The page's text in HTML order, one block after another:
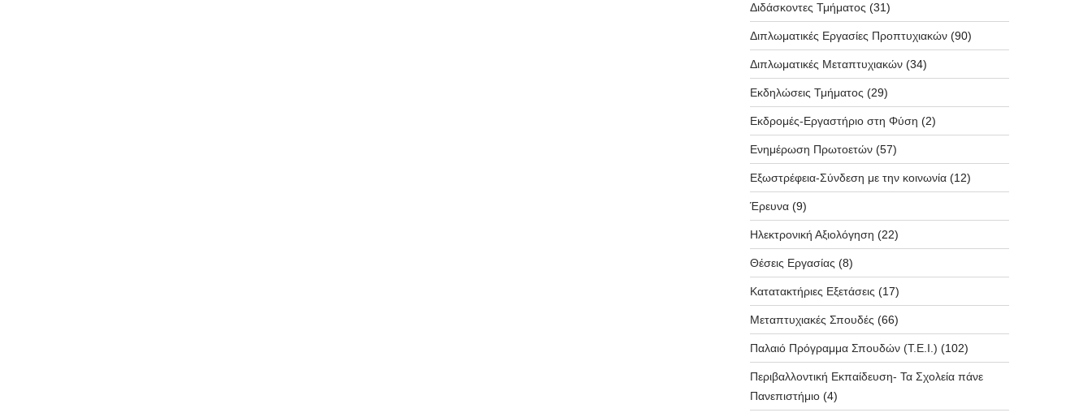
Διδάσκοντες Τμήματος (31)
Διπλωματικές Εργασίες Προπτυχιακών(90)
Διπλωματικές Μεταπτυχιακών(34)
Εκδηλώσεις Τμήματος (29)
Εκδρομές-Εργαστήριο στη Φύση (2)
Ενημέρωση Πρωτοετών(57)
Εξωστρέφεια-Σύνδεση με την κοινωνία(12)
Έρευνα(9)
Ηλεκτρονική Αξιολόγηση (22)
Θέσεις Εργασίας (8)
Κατατακτήριες Εξετάσεις (17)
Μεταπτυχιακές Σπουδές (66)
Παλαιό Πρόγραμμα Σπουδών (T.E.I.) (102)
Περιβαλλοντική Εκπαίδευση- Τα Σχολεία πάνε
Πανεπιστήμιο(4)